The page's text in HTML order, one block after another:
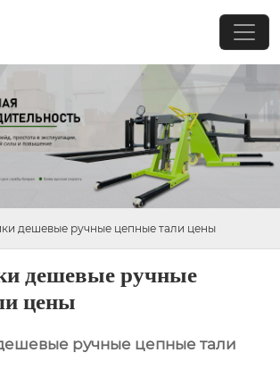
дешевые ручные цепные тали цены
дешевые ручные
цены
ручные цепные тали